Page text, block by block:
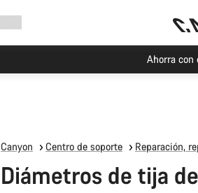
Ahorra con
Canyon Centro de soporte Reparación,
Diámetros de tija